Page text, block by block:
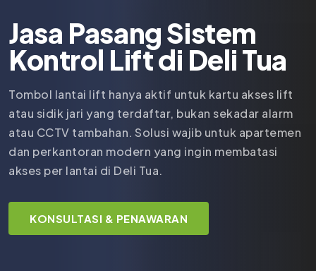
Jasa Pasang Sistem
Kontrol Lift di Deli Tua
Tombol lantai lift hanya aktif untuk kartu akses lift
atau sidik jari yang terdaftar, bukan sekadar alarm
atau CCTV tambahan. Solusi wajib untuk apartemen
dan perkantoran modern yang ingin membatasi
akses per lantai di Deli Tua.
KONSULTASI & PENAWARAN